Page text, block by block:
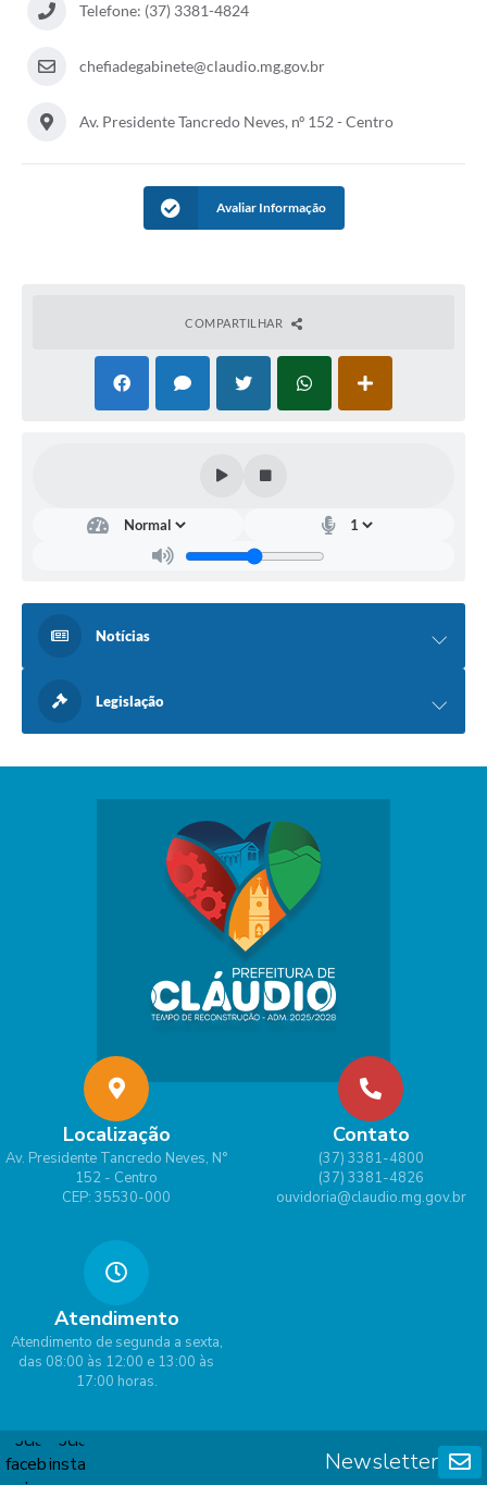
Telefone: (37) 3381-4824
chefiadegabinete@claudio.mg.gov.br
Av. Presidente Tancredo Neves, nº 152 - Centro
Avaliar Informação
COMPARTILHAR
Notícias
Legislação
Localização
Av. Presidente Tancredo Neves, N°
152 - Centro
CEP: 35530-000
Contato
(37) 3381-4800
(37) 3381-4826
ouvidoria@claudio.mg.gov.br
Atendimento
Atendimento de segunda a sexta,
das 08:00 às 12:00 e 13:00 às
17:00 horas.
Newsletter